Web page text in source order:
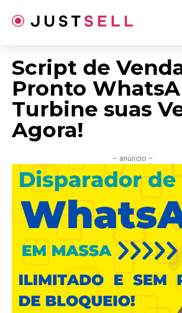
para
Script de
Pronto
Turbine suas
Agora!
– anúncio –